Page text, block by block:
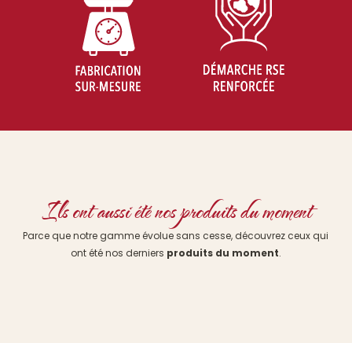
Ils ont aussi été nos produits du moment
Parce que notre gamme évolue sans cesse, découvrez ceux qui
ont été nos derniers produits du moment.